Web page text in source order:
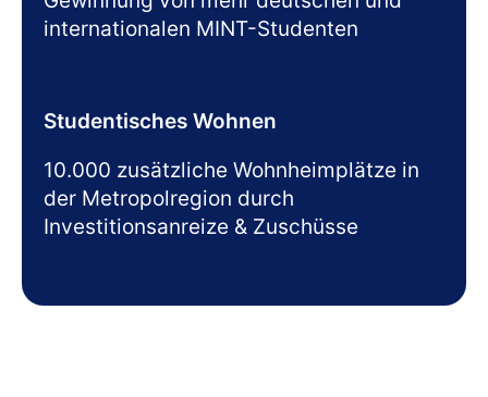
internationalen MINT-Studenten
Studentisches Wohnen
10.000 zusätzliche Wohnheimplätze in
der Metropolregion durch
Investitionsanreize & Zuschüsse